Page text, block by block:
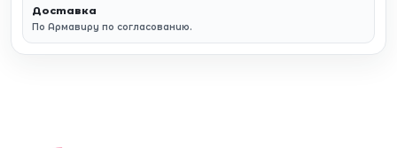
Доставка
По Армавиру по согласованию.